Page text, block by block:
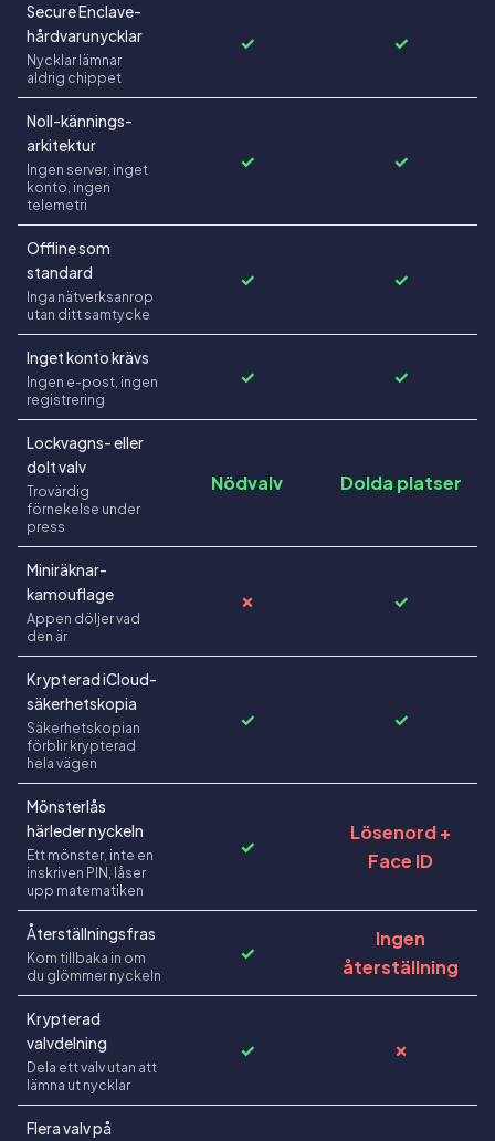
Secure Enclave-
hårdvarunycklar
Nycklar lämnar
aldrig chippet
✓ ✓
Noll-kännings-
arkitektur
Ingen server, inget
konto, ingen
telemetri
✓ ✓
Offline som
standard
Inga nätverksanrop
utan ditt samtycke
✓ ✓
Inget konto krävs
Ingen e-post, ingen
registrering
✓ ✓
Lockvagns- eller
dolt valv
Trovärdig
förnekelse under
press
Nödvalv Dolda platser
Miniräknar-
kamouflage
Appen döljer vad
den är
✗ ✓
Krypterad iCloud-
säkerhetskopia
Säkerhetskopian
förblir krypterad
hela vägen
✓ ✓
Mönsterlås
härleder nyckeln
Ett mönster, inte en
inskriven PIN, låser
upp matematiken
✓
Lösenord +
Face ID
Återställningsfras
Kom tillbaka in om
du glömmer nyckeln
✓
Ingen
återställning
Krypterad
valvdelning
Dela ett valv utan att
lämna ut nycklar
✓ ✗
Flera valv på